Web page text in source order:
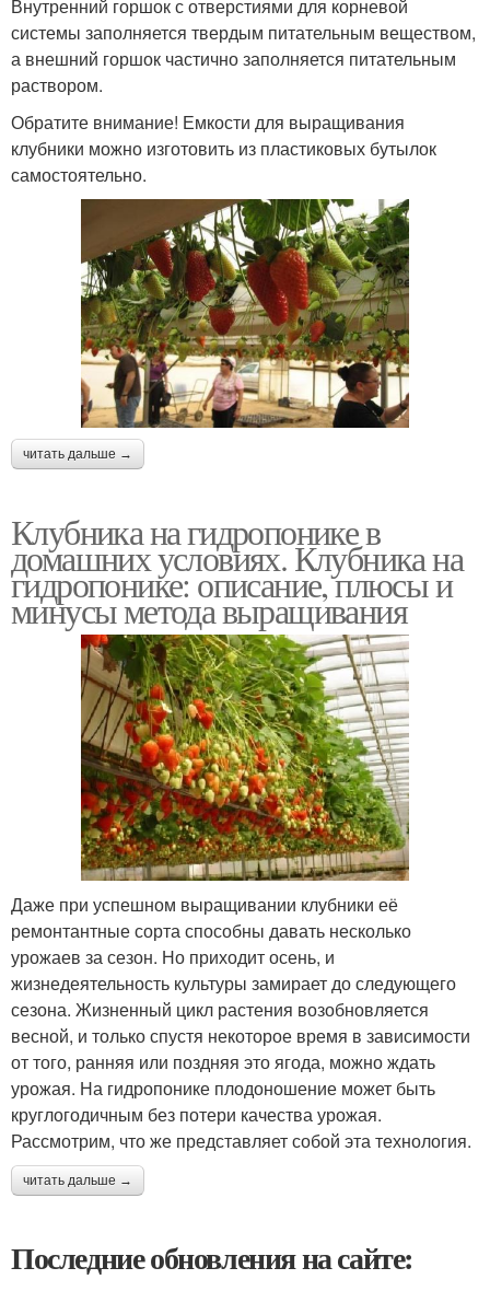
Внутренний горшок с отверстиями для корневой
системы заполняется твердым питательным веществом,
а внешний горшок частично заполняется питательным
раствором.
Обратите внимание! Емкости для выращивания
клубники можно изготовить из пластиковых бутылок
самостоятельно.
читать дальше →
Клубника на гидропонике в
домашних условиях. Клубника на
гидропонике: описание, плюсы и
минусы метода выращивания
Даже при успешном выращивании клубники её
ремонтантные сорта способны давать несколько
урожаев за сезон. Но приходит осень, и
жизнедеятельность культуры замирает до следующего
сезона. Жизненный цикл растения возобновляется
весной, и только спустя некоторое время в зависимости
от того, ранняя или поздняя это ягода, можно ждать
урожая. На гидропонике плодоношение может быть
круглогодичным без потери качества урожая.
Рассмотрим, что же представляет собой эта технология.
читать дальше →
Последние обновления на сайте: